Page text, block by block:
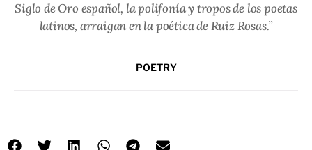
Siglo de Oro español, la polifonía y tropos de los poetas
latinos, arraigan en la poética de Ruiz Rosas.”
POETRY